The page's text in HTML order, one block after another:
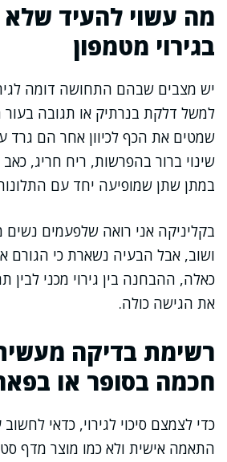
מה עשוי להעיד
בגירוי מטמפון
יש מצבים שבהם התחושה דומה
למשל דלקת בנרתיק או תגובה בעור
שמטים את הכף לכיוון אחר הם גרד
שינוי ברור בהפרשות, ריח חריג, כאב
במתן שתן שמופיעה יחד עם
בקליניקה אני רואה שלפעמים נשים
ושוב, אבל הבעיה נשארת כי הגורם
כאלה, ההבחנה בין גירוי מכני לבין
את הגישה כולה.
רשימת בדיקה
חכמה בסופר או
כדי לצמצם סיכוי לגירוי, כדאי
התאמה אישית ולא כמו מוצר מדף